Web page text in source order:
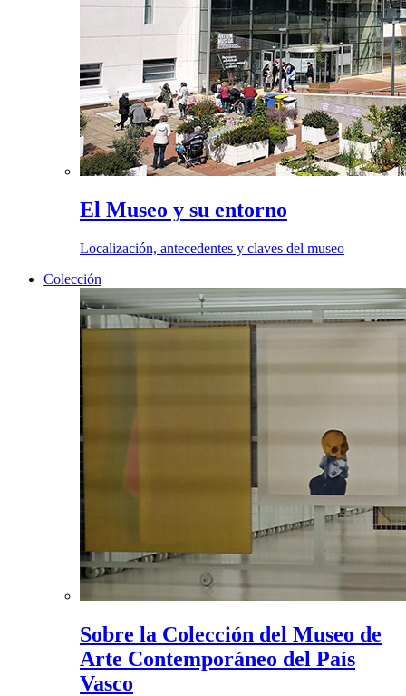
El Museo y su entorno
Localización, antecedentes y claves del museo
Colección
Sobre la Colección del Museo de
Arte Contemporáneo del País
Vasco